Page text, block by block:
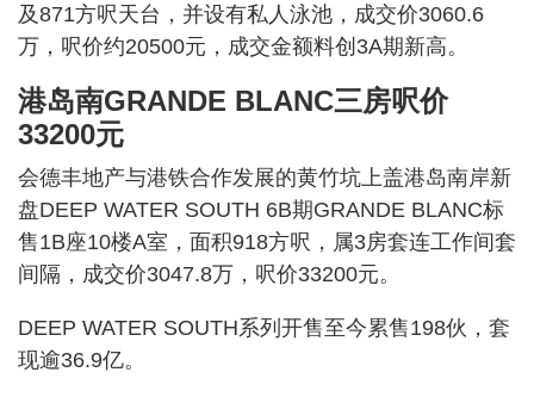
及871方呎天台，并设有私人泳池，成交价3060.6
万，呎价约20500元，成交金额料创3A期新高。
港岛南GRANDE BLANC三房呎价
33200元
会德丰地产与港铁合作发展的黄竹坑上盖港岛南岸新
盘DEEP WATER SOUTH 6B期GRANDE BLANC标
售1B座10楼A室，面积918方呎，属3房套连工作间套
间隔，成交价3047.8万，呎价33200元。
DEEP WATER SOUTH系列开售至今累售198伙，套
现逾36.9亿。